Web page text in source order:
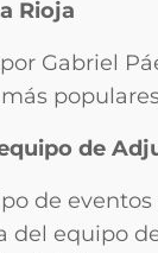
Rioja
Gabriel
de
de
equipo